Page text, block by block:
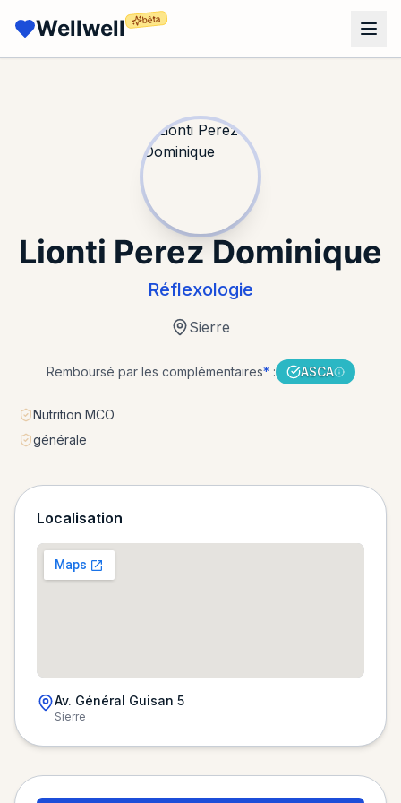
Wellwell bêta
Lionti Perez Dominique
Réflexologie
Sierre
Remboursé par les complémentaires*: ASCA
Nutrition MCO
générale
Localisation
Chargement de la carte…
Av. Général Guisan 5
Sierre